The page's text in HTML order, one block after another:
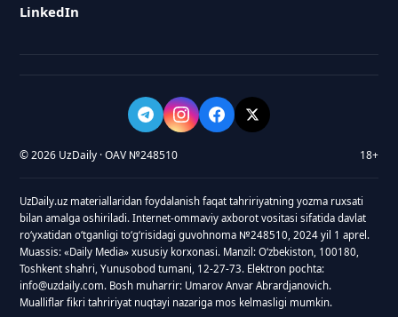
LinkedIn
© 2026 UzDaily · OAV №248510 18+
UzDaily.uz materiallaridan foydalanish faqat tahririyatning yozma ruxsati
bilan amalga oshiriladi. Internet-ommaviy axborot vositasi sifatida davlat
roʻyxatidan oʻtganligi toʻgʻrisidagi guvohnoma №248510, 2024 yil 1 aprel.
Muassis: «Daily Media» xususiy korxonasi. Manzil: Oʻzbekiston, 100180,
Toshkent shahri, Yunusobod tumani, 12-27-73. Elektron pochta:
info@uzdaily.com. Bosh muharrir: Umarov Anvar Abrardjanovich.
Mualliflar fikri tahririyat nuqtayi nazariga mos kelmasligi mumkin.